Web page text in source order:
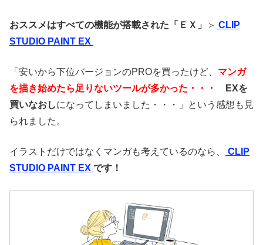
おススメはすべての機能が搭載された「ＥＸ」 ＞ CLIP
STUDIO PAINT EX
「安いから下位バージョンのPROを買ったけど、 マンガ
を描き始めたら足りないツールが多かった・・・
EXを
買いなおしになってしまいました・・・」という感想も見
られました。
イラストだけではなくマンガも考えているのなら、
CLIP
STUDIO PAINT EX です！